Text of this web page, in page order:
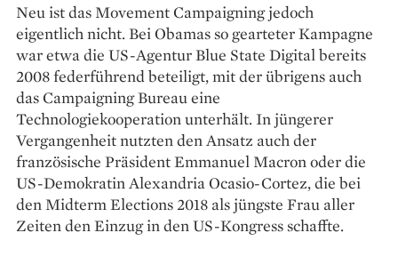
Neu ist das Movement Campaigning jedoch
eigentlich nicht. Bei Obamas so gearteter Kampagne
war etwa die US-Agentur Blue State Digital bereits
2008 federführend beteiligt, mit der übrigens auch
das Campaigning Bureau eine
Technologiekooperation unterhält. In jüngerer
Vergangenheit nutzten den Ansatz auch der
französische Präsident Emmanuel Macron oder die
US-Demokratin Alexandria Ocasio-Cortez, die bei
den Midterm Elections 2018 als jüngste Frau aller
Zeiten den Einzug in den US-Kongress schaffte.